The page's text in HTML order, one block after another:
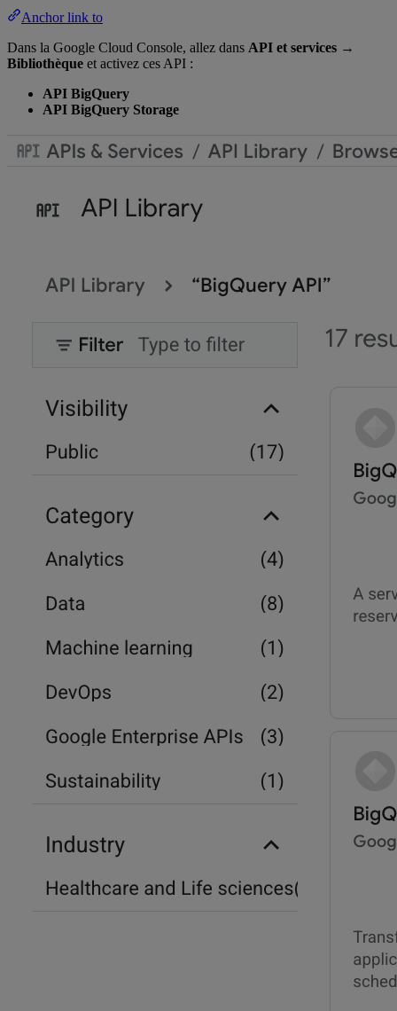
Anchor link to
Dans la Google Cloud Console, allez dans API et services →
Bibliothèque et activez ces API :
API BigQuery
API BigQuery Storage